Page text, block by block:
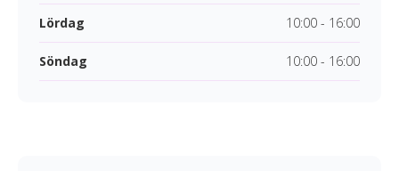
Lördag 10:00 - 16:00
Söndag 10:00 - 16:00